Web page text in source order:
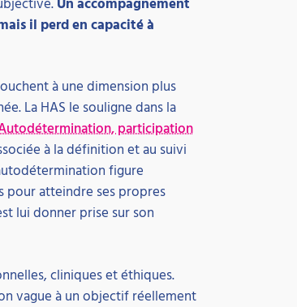
il perd en capacité à
à une dimension plus
La HAS le souligne dans la
participation
à la définition et au suivi
figure
pour atteindre ses propres
lui donner prise sur son
cliniques et éthiques.
vague à un objectif réellement